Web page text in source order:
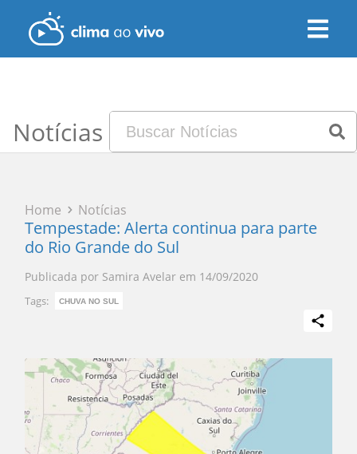
Notícias
Home Notícias
Tempestade: Alerta continua para parte
do Rio Grande do Sul
Publicada por Samira Avelar em 14/09/2020
Tags: CHUVA NO SUL